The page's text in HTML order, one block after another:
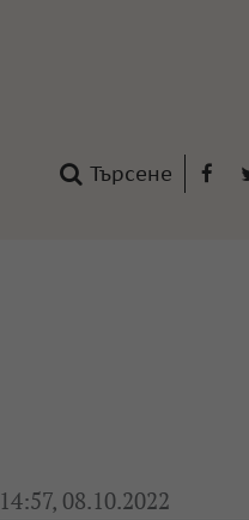
Търсене
14:57, 08.10.2022